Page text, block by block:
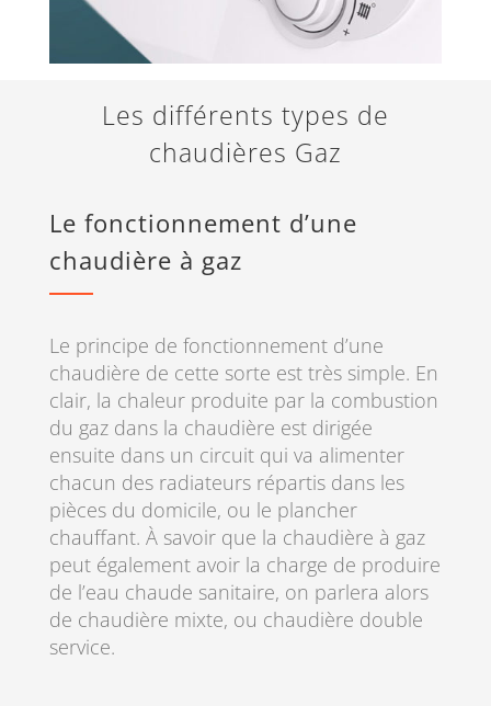
Les différents types de
chaudières Gaz
Le fonctionnement d’une
chaudière à gaz
Le principe de fonctionnement d’une
chaudière de cette sorte est très simple. En
clair, la chaleur produite par la combustion
du gaz dans la chaudière est dirigée
ensuite dans un circuit qui va alimenter
chacun des radiateurs répartis dans les
pièces du domicile, ou le plancher
chauffant. À savoir que la chaudière à gaz
peut également avoir la charge de produire
de l’eau chaude sanitaire, on parlera alors
de chaudière mixte, ou chaudière double
service.